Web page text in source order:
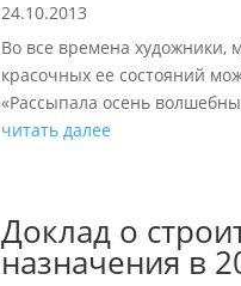
24.10.2013
Во все времена художники,
красочных ее состояний
«Рассыпала осень
читать далее
Доклад о
назначения в